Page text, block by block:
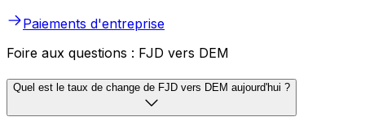
Paiements d'entreprise
Foire aux questions : FJD vers DEM
Quel est le taux de change de FJD vers DEM aujourd'hui ?